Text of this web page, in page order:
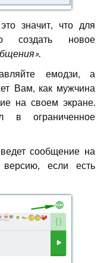
значит, что для
создать новое
.
емодзи, а
Вам, как мужчина
на своем экране.
в ограниченное
сообщение на
если есть